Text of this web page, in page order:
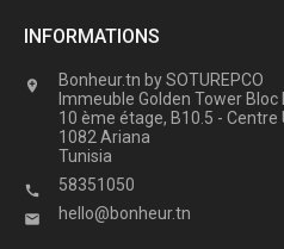
INFORMATIONS

Bonheur.tn by SOTUREPCO
Immeuble Golden Tower Bloc
10 ème étage, B10.5 - Centre
1082 Ariana
Tunisia
 58351050
 hello@bonheur.tn